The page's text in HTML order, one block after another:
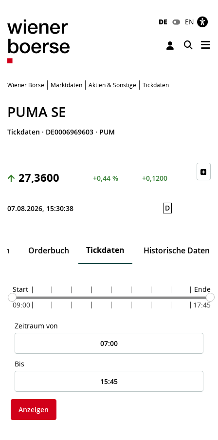
DE EN
Toggle
Wiener Börse Marktdaten Aktien & Sonstige Tickdaten
PUMA SE
Tickdaten · DE0006969603 · PUM
27,3600 +0,44 % +0,1200
07.08.2026, 15:30:38 D
Orderbuch Tickdaten Historische Daten
Start
09:00
Ende
17:45
Zeitraum von
Bis
Anzeigen